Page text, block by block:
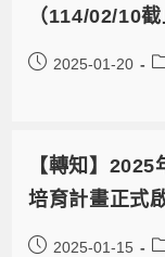
（114/02/10截
2025-01-20
【轉知】
培育計畫正式
2025-01-15